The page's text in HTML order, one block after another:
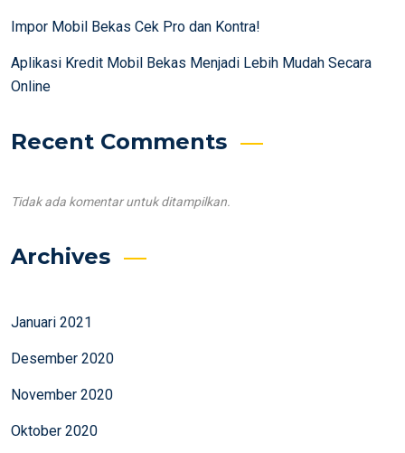
Impor Mobil Bekas Cek Pro dan Kontra!
Aplikasi Kredit Mobil Bekas Menjadi Lebih Mudah Secara
Online
Recent Comments
Tidak ada komentar untuk ditampilkan.
Archives
Januari 2021
Desember 2020
November 2020
Oktober 2020